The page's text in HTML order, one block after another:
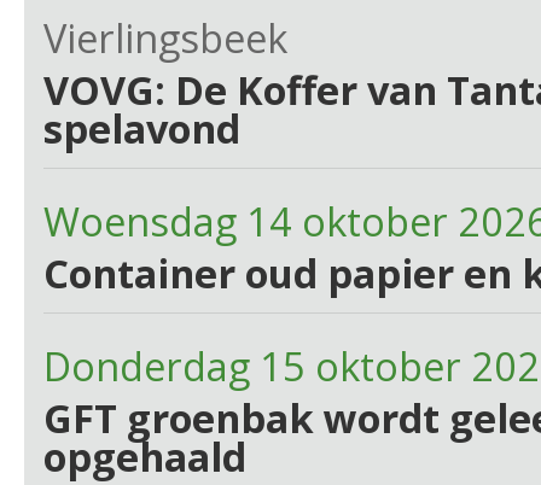
Vierlingsbeek
VOVG: De Koffer van
spelavond
Woensdag 14 oktober
Container oud papier en
Donderdag 15 oktober
GFT groenbak wordt
opgehaald